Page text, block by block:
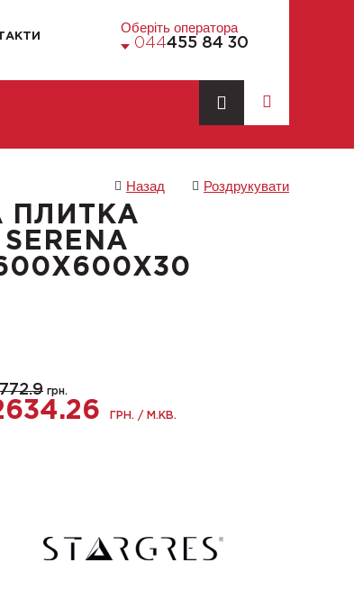
Оберіть оператора
044455 84 30
Назад Роздрукувати
ПЛИТКА
грн.
ГРН. / М.КВ.